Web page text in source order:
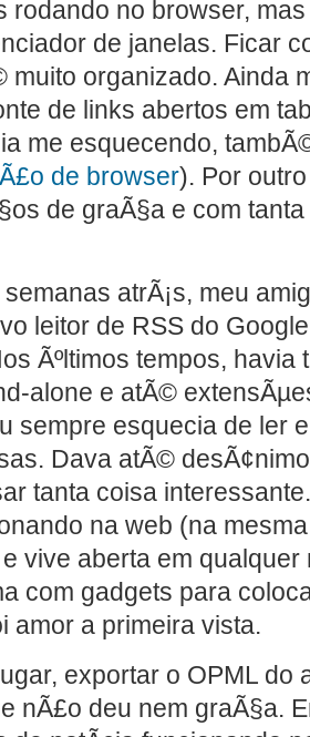
rodando no browser,
de janelas. Ficar
muito organizado. Ainda
de links abertos em
me esquecendo,
de browser). Por
de graÃ§a e com
semanas atrÃ¡s, meu
leitor de RSS do
Ãºltimos tempos,
alone e atÃ©
sempre esquecia de ler
Dava atÃ©
tanta coisa
na web (na mesma
vive aberta em
com gadgets para
amor a primeira vista.
exportar o OPML do
nÃ£o deu nem graÃ§a.